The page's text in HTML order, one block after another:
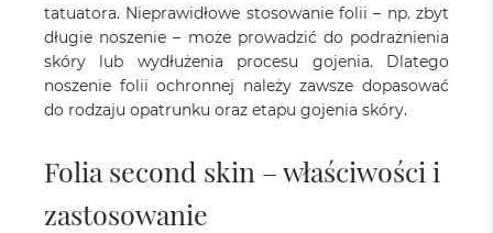
tatuatora. Nieprawidłowe stosowanie folii – np. zbyt
długie noszenie – może prowadzić do podrażnienia
skóry lub wydłużenia procesu gojenia. Dlatego
noszenie folii ochronnej należy zawsze dopasować
do rodzaju opatrunku oraz etapu gojenia skóry.
Folia second skin – właściwości i
zastosowanie